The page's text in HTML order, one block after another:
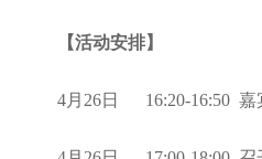
【活动安排】
4月26日 16:20-16:50 嘉